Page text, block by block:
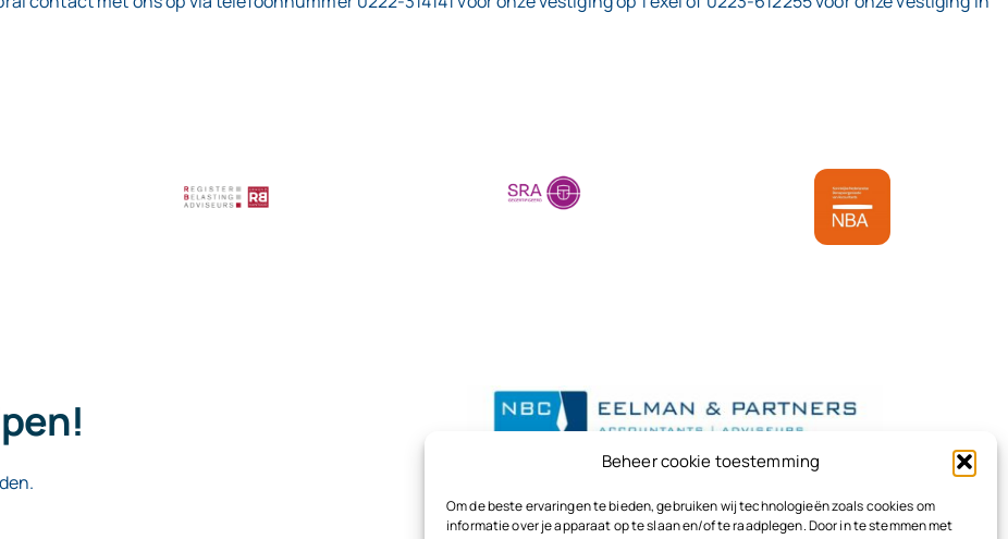
Beheer cookie toestemming
Om de beste ervaringen te bieden, gebruiken wij technologieën zoals cookies om
informatie over je apparaat op te slaan en/of te raadplegen. Door in te stemmen met